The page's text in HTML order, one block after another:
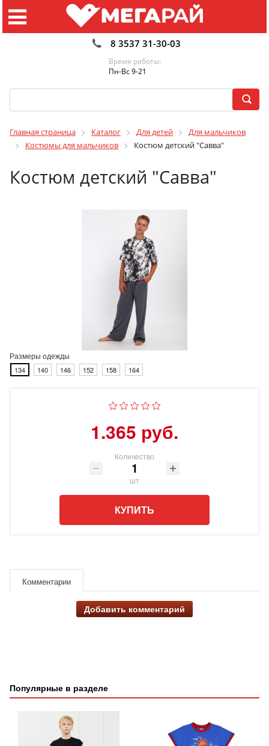
8 3537 31-30-03
Время работы:
Пн-Вс 9-21
Главная страница Каталог Для детей
Для мальчиков
Костюмы для мальчиков
Костюм детский "Савва"
Костюм детский "Савва"
Размеры одежды
134 140 146 152 158 164
1.365 руб.
Количество
шт
КУПИТЬ
Комментарии
Добавить комментарий
Популярные в разделе